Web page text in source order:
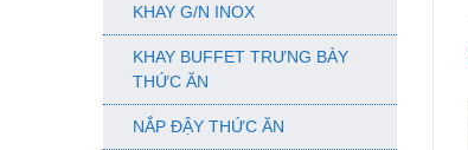
KHAY G/N INOX
KHAY BUFFET TRƯNG BÀY
THỨC ĂN
NẮP ĐẬY THỨC ĂN